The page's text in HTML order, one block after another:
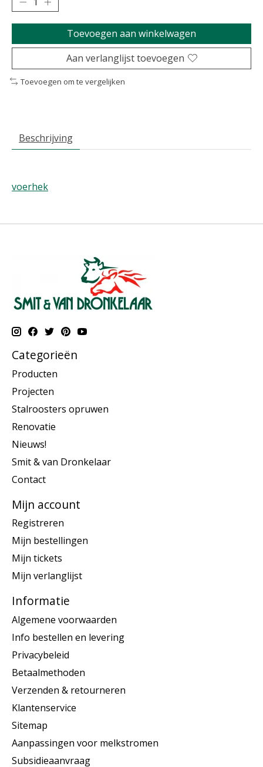
Toevoegen aan winkelwagen
Aan verlanglijst toevoegen
Toevoegen om te vergelijken
Beschrijving
voerhek
Categorieën
Producten
Projecten
Stalroosters opruwen
Renovatie
Nieuws!
Smit & van Dronkelaar
Contact
Mijn account
Registreren
Mijn bestellingen
Mijn tickets
Mijn verlanglijst
Informatie
Algemene voorwaarden
Info bestellen en levering
Privacybeleid
Betaalmethoden
Verzenden & retourneren
Klantenservice
Sitemap
Aanpassingen voor melkstromen
Subsidieaanvraag